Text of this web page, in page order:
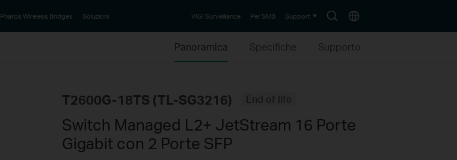
SearchChoose
Pharos Wireless Bridges Soluzioni VIGI Surveillance Per SMB Support
Panoramica Specifiche Supporto
T2600G-18TS (TL-SG3216) End of life
Switch Managed L2+ JetStream 16 Porte
Gigabit con 2 Porte SFP